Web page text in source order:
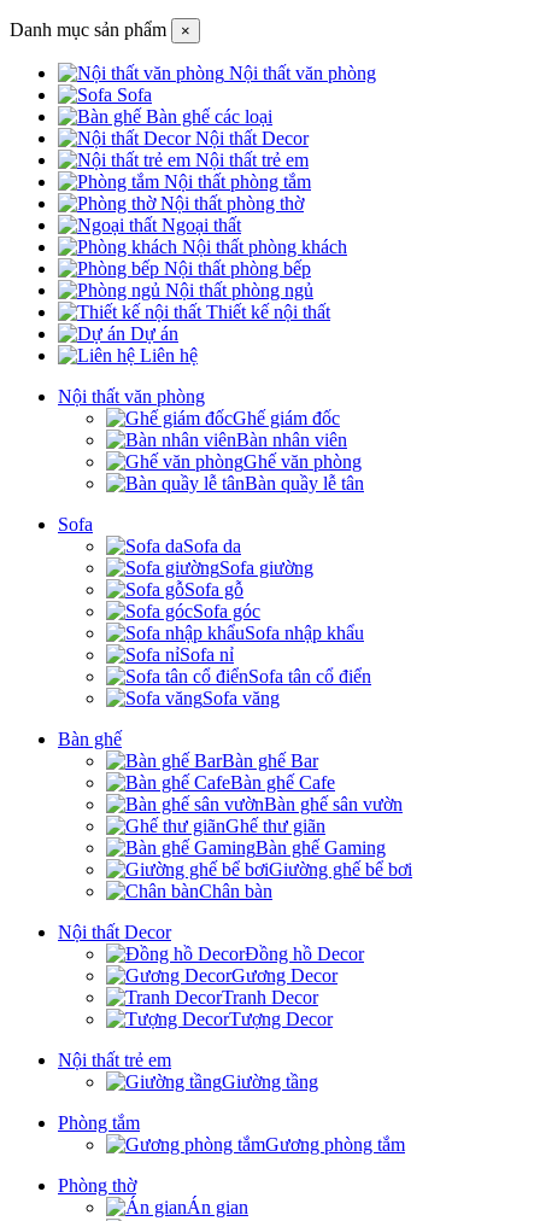
Danh mục sản phẩm ×
Nội thất văn phòng
Sofa
Bàn ghế các loại
Nội thất Decor
Nội thất trẻ em
Nội thất phòng tắm
Nội thất phòng thờ
Ngoại thất
Nội thất phòng khách
Nội thất phòng bếp
Nội thất phòng ngủ
Thiết kế nội thất
Dự án
Liên hệ
Nội thất văn phòng
Ghế giám đốc
Bàn nhân viên
Ghế văn phòng
Bàn quầy lễ tân
Sofa
Sofa da
Sofa giường
Sofa gỗ
Sofa góc
Sofa nhập khẩu
Sofa nỉ
Sofa tân cổ điển
Sofa văng
Bàn ghế
Bàn ghế Bar
Bàn ghế Cafe
Bàn ghế sân vườn
Ghế thư giãn
Bàn ghế Gaming
Giường ghế bể bơi
Chân bàn
Nội thất Decor
Đồng hồ Decor
Gương Decor
Tranh Decor
Tượng Decor
Nội thất trẻ em
Giường tầng
Phòng tắm
Gương phòng tắm
Phòng thờ
Án gian